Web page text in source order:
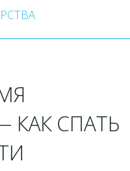
КАК СПАТЬ